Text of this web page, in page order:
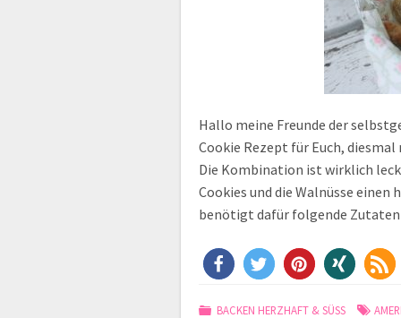
Hallo meine Freunde der
Cookie Rezept für Euch,
Die Kombination ist wirklich
Cookies und die Walnüsse
benötigt dafür folgende
BACKEN HERZHAFT & SÜSS